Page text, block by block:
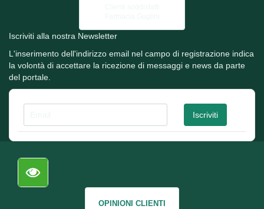
Iscriviti alla nostra Newsletter
L'inserimento dell'indirizzo email nel campo di registrazione indica
la volontà di accettare la ricezione di messaggi e news da parte
del portale.
OPINIONI CLIENTI